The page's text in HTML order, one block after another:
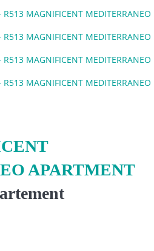
APARTMENT